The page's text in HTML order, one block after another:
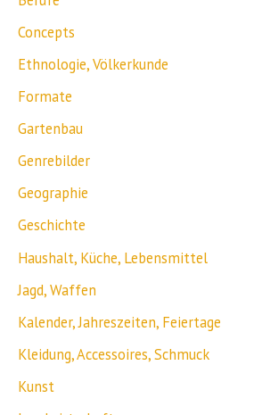
Concepts
Ethnologie, Völkerkunde
Formate
Gartenbau
Genrebilder
Geographie
Geschichte
Haushalt, Küche, Lebensmittel
Jagd, Waffen
Kalender, Jahreszeiten, Feiertage
Kleidung, Accessoires, Schmuck
Kunst